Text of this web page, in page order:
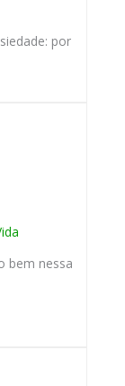
por
bem nessa